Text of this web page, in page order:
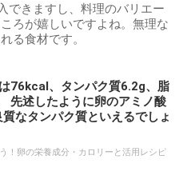
できますし、料理のバリエー
ろが嬉しいですよね。無理な
る食材です。
76kcal、タンパク質6.2g、脂
先述したように卵のアミノ酸
なタンパク質といえるでしょ
！卵の栄養成分・カロリーと活用レシピ